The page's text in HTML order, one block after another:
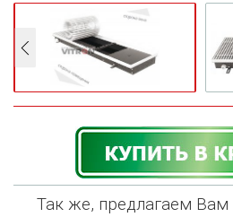
Так же, предлагаем Вам